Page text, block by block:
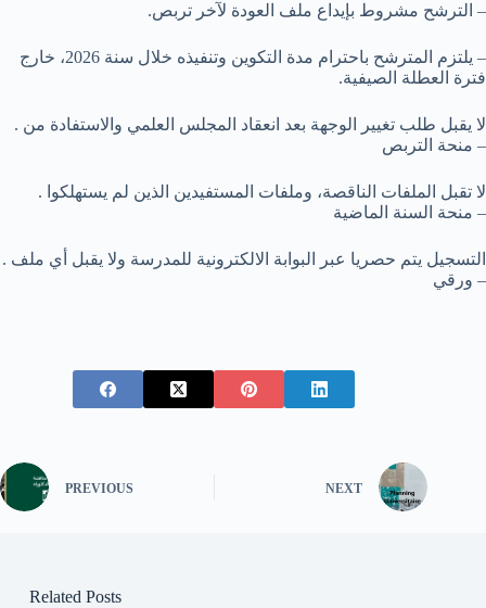
الترشح مشروط بإيداع ملف العودة لآخر تربص. –
– يلتزم المترشح باحترام مدة التكوين وتنفيذه خلال سنة 2026، خارج
فترة العطلة الصيفية.
. لا يقبل طلب تغيير الوجهة بعد انعقاد المجلس العلمي والاستفادة من
منحة التربص –
. لا تقبل الملفات الناقصة، وملفات المستفيدين الذين لم يستهلكوا
منحة السنة الماضية –
. التسجيل يتم حصريا عبر البوابة الالكترونية للمدرسة ولا يقبل أي ملف
ورقي –
PREVIOUS NEXT
Related Posts